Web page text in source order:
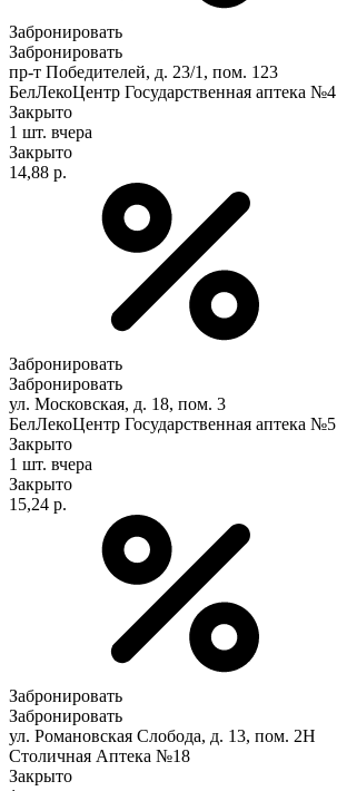
Забронировать
Забронировать
пр-т Победителей, д. 23/1, пом. 123
БелЛекоЦентр Государственная аптека №4
Закрыто
1 шт. вчера
Закрыто
14,88 р.
Забронировать
Забронировать
ул. Московская, д. 18, пом. 3
БелЛекоЦентр Государственная аптека №5
Закрыто
1 шт. вчера
Закрыто
15,24 р.
Забронировать
Забронировать
ул. Романовская Слобода, д. 13, пом. 2Н
Столичная Аптека №18
Закрыто